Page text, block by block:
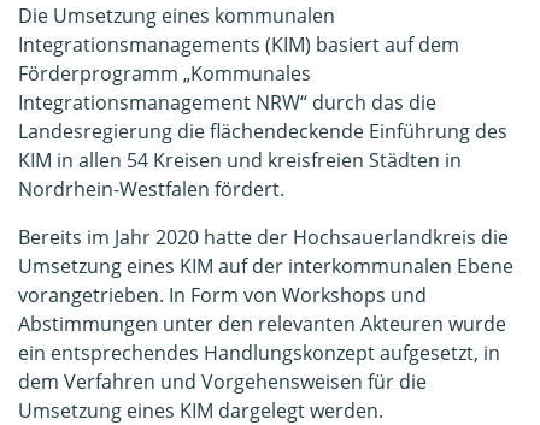
Die Umsetzung eines kommunalen
Integrationsmanagements (KIM) basiert auf dem
Förderprogramm „Kommunales
Integrationsmanagement NRW“ durch das die
Landesregierung die flächendeckende Einführung des
KIM in allen 54 Kreisen und kreisfreien Städten in
Nordrhein-Westfalen fördert.
Bereits im Jahr 2020 hatte der Hochsauerlandkreis die
Umsetzung eines KIM auf der interkommunalen Ebene
vorangetrieben. In Form von Workshops und
Abstimmungen unter den relevanten Akteuren wurde
ein entsprechendes Handlungskonzept aufgesetzt, in
dem Verfahren und Vorgehensweisen für die
Umsetzung eines KIM dargelegt werden.